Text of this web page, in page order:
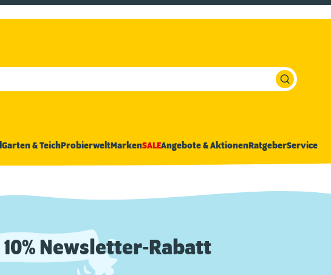
Garten & TeichProbierweltMarkenSALEAngebote & AktionenRatgeberService
10% Newsletter-Rabatt